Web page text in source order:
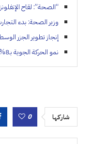
“الصحة”: لقاح
وزير الصحة: بدء
إنجاز تطوير الجزر الوسطية في 341
نمو الحركة الجوية بـ8% خلال موسم حج 1446هـ
شاركها 0